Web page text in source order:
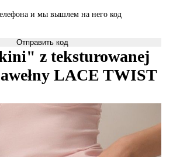
и мы вышлем на него код
Отправить код
z teksturowanej
LACE TWIST